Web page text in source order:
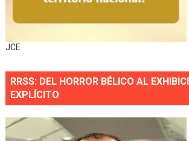
JCE
RRSS: DEL HORROR BÉLICO AL
EXPLÍCITO